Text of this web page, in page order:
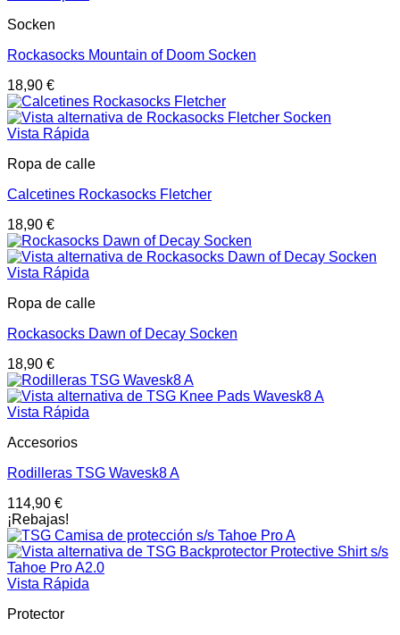
Socken
Rockasocks Mountain of Doom Socken
18,90 €
Vista Rápida
Ropa de calle
Calcetines Rockasocks Fletcher
18,90 €
Vista Rápida
Ropa de calle
Rockasocks Dawn of Decay Socken
18,90 €
Vista Rápida
Accesorios
Rodilleras TSG Wavesk8 A
114,90 €
¡Rebajas!
Vista Rápida
Protector